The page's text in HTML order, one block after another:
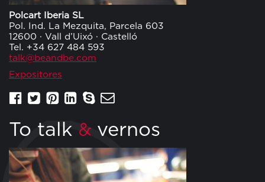
Polcart Iberia SL
Pol. Ind. La Mezquita, Parcela 603
12600 · Vall d’Uixó · Castelló
Tel. +34 627 484 593
talk@beandbe.com
Expositores
To talk & vernos